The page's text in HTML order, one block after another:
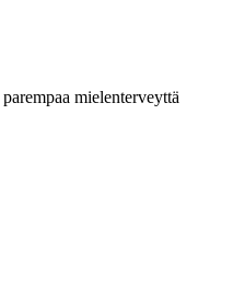
mielenterveyttä